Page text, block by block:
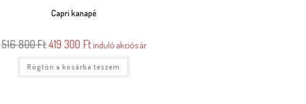
Capri kanapé
516 800Ft419 300 Ftinduló akciós ár
Rögtön a kosárba teszem